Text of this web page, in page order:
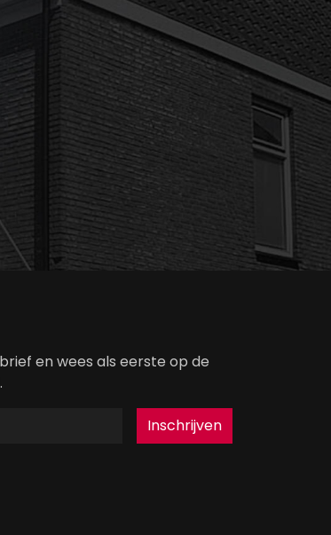
en wees als eerste op de
Inschrijven